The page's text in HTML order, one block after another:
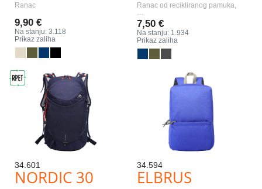
Ranac
9,90 €
Na stanju: 3.118
Prikaz zaliha
Ranac od recikliranog pamuka,
…
7,50 €
Na stanju: 1.934
Prikaz zaliha
34.601
NORDIC 30
34.594
ELBRUS